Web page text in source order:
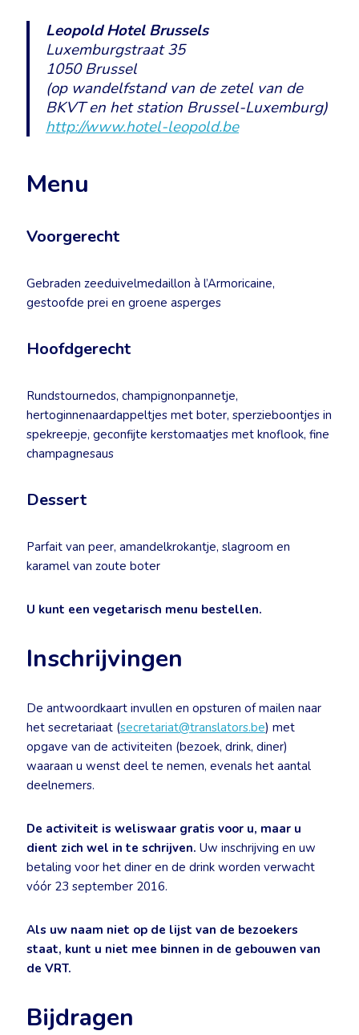
Leopold Hotel Brussels
Luxemburgstraat 35
1050 Brussel
(op wandelfstand van de zetel van de
BKVT en het station Brussel-Luxemburg)
http://www.hotel-leopold.be
Menu
Voorgerecht
Gebraden zeeduivelmedaillon à l’Armoricaine,
gestoofde prei en groene asperges
Hoofdgerecht
Rundstournedos, champignonpannetje,
hertoginnenaardappeltjes met boter, sperzieboontjes in
spekreepje, geconfijte kerstomaatjes met knoflook, fine
champagnesaus
Dessert
Parfait van peer, amandelkrokantje, slagroom en
karamel van zoute boter
U kunt een vegetarisch menu bestellen.
Inschrijvingen
De antwoordkaart invullen en opsturen of mailen naar
het secretariaat (secretariat@translators.be) met
opgave van de activiteiten (bezoek, drink, diner)
waaraan u wenst deel te nemen, evenals het aantal
deelnemers.
De activiteit is weliswaar gratis voor u, maar u
dient zich wel in te schrijven. Uw inschrijving en uw
betaling voor het diner en de drink worden verwacht
vóór 23 september 2016.
Als uw naam niet op de lijst van de bezoekers
staat, kunt u niet mee binnen in de gebouwen van
de VRT.
Bijdragen